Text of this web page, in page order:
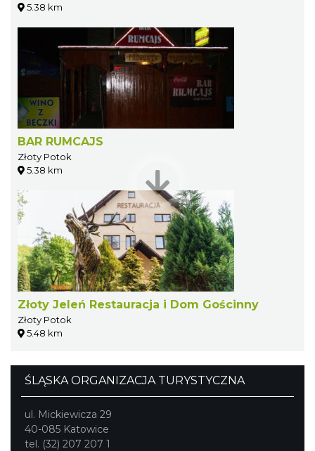
5.38 km
BAR RUMCAJS
Złoty Potok
5.38 km
Złoty Jeleń Restauracja i Dom Gościnny
Złoty Potok
5.48 km
ŚLĄSKA ORGANIZACJA TURYSTYCZNA
ul. Mickiewicza 29
40-085 Katowice
tel. (32) 207 207 1